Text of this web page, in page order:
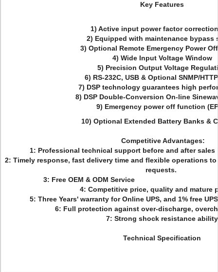
Key Features
1) Active input power factor
2) Equipped with maintenance bypass
3) Optional Remote Emergency Power
4) Wide Input Voltage Window
5) Precision Output Voltage
6) RS-232C, USB & Optional SNMP/
7) DSP technology guarantees high
8) DSP Double-Conversion On-line
9) Emergency power off function
10) Optional Extended Battery Banks &
Competitive Advantages:
1: Professional technical support
2: Timely response, fast delivery time and flexible operations
requests.
3: Free OEM & ODM
4: Competitive price, quality and mature
5: Three Years' warranty for Online UPS, and 1% free
6: Full protection against over-discharge,
7: Strong shock resistance ability
Technical Specification